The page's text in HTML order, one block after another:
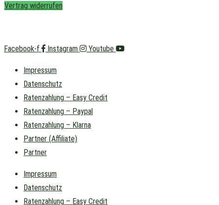
Vertrag widerrufen
Facebook-f Instagram Youtube
Impressum
Datenschutz
Ratenzahlung – Easy Credit
Ratenzahlung – Paypal
Ratenzahlung – Klarna
Partner (Affiliate)
Partner
Impressum
Datenschutz
Ratenzahlung – Easy Credit